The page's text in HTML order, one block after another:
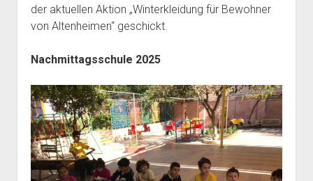
der aktuellen Aktion „Winterkleidung für Bewohner
von Altenheimen“ geschickt.
Nachmittagsschule 2025